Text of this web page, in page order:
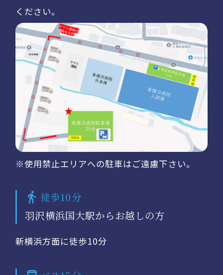
ください。
※使用禁止エリアへの駐車はご遠慮下さい。
徒歩10分
羽沢横浜国大駅からお越しの方
新横浜方面に徒歩10分